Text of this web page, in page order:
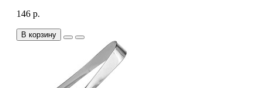
146 р.
В корзину